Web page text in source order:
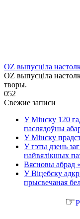
OZ выпусціла
OZ выпусціла
творы.
052
Свежие записи
У Мінску 120
паслядоўны
У Мінску
У гэты дзень
найвялікшых
Вясновы абрад
У Віцебску
прысвечаная
☞